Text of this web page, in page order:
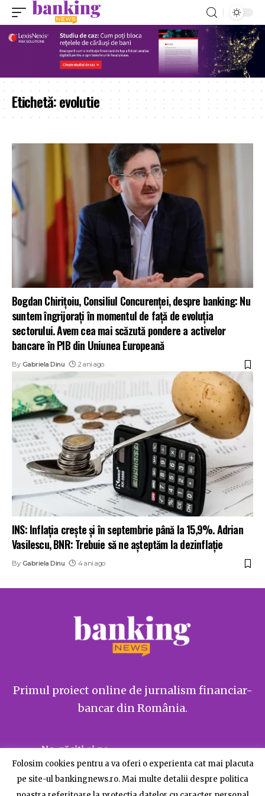
Etichetă:evolutie
Bogdan Chirițoiu, Consiliul Concurenței, despre banking: Nu
suntem îngrijoraţi în momentul de faţă de evoluţia
sectorului. Avem cea mai scăzută pondere a activelor
bancare în PIB din Uniunea Europeană
By Gabriela Dinu 2 ani ago
INS: Inflația crește și în septembrie până la 15,9%. Adrian
Vasilescu, BNR: Trebuie să ne aşteptăm la dezinflaţie
By Gabriela Dinu 4 ani ago
Primul proiect online de jurnalism financiar-
bancar din România.
Ne găsiți și pe
Folosim cookies pentru a va oferi o experienta cat mai placuta
pe site-ul bankingnews.ro. Mai multe detalii despre politica